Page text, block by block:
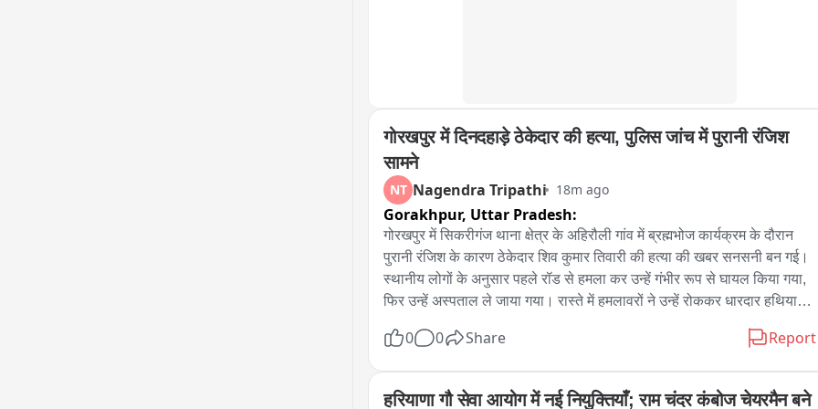
गोरखपुर में दिनदहाड़े ठेकेदार की हत्या, पुलिस जांच में पुरानी रंजिश
सामने
NT Nagendra Tripathi 18m ago
Gorakhpur, Uttar Pradesh:
गोरखपुर में सिकरीगंज थाना क्षेत्र के अहिरौली गांव में ब्रह्मभोज कार्यक्रम के दौरान
पुरानी रंजिश के कारण ठेकेदार शिव कुमार तिवारी की हत्या की खबर सनसनी बन गई।
स्थानीय लोगों के अनुसार पहले रॉड से हमला कर उन्हें गंभीर रूप से घायल किया गया,
फिर उन्हें अस्पताल ले जाया गया। रास्ते में हमलावरों ने उन्हें रोककर धारदार हथियार
पुलिस मौके पर पहुंची और पोस्टमार्टम के लिए शव को कब्जे में लेकर जांच शुरू कर दी
रहा है कि हत्या पुरानी रंजिश का एंगल हो सकती है। शिव कुमार तिवारी बिजली विभाग में
0 0 Share Report
हरियाणा गौ सेवा आयोग में नई नियुक्तियाँ; राम चंदर कंबोज चेयरमैन बने